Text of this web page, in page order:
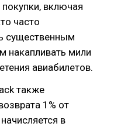
включая
часто
существенным
накапливать мили
авиабилетов.
также
1% от
в